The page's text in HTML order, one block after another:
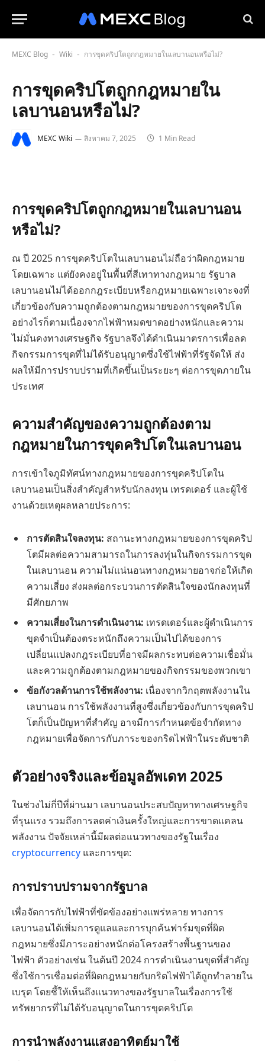
MEXC Blog - Wiki - การขุดคริปโตถูกกฎหมายในเลบานอนหรือไม่?
การขุดคริปโตถูกกฎหมายใน
เลบานอนหรือไม่?
MEXC Wiki สิงหาคม 7, 2025 1 Min Read
การขุดคริปโตถูกกฎหมายในเลบานอน
หรือไม่?
ณ ปี 2025 การขุดคริปโตในเลบานอนไม่ถือว่าผิดกฎหมาย
โดยเฉพาะ แต่ยังคงอยู่ในพื้นที่สีเทาทางกฎหมาย รัฐบาล
เลบานอนไม่ได้ออกกฎระเบียบหรือกฎหมายเฉพาะเจาะจงที่
เกี่ยวข้องกับความถูกต้องตามกฎหมายของการขุดคริปโต
อย่างไรก็ตามเนื่องจากไฟฟ้าหมดขาดอย่างหนักและความ
ไม่มั่นคงทางเศรษฐกิจ รัฐบาลจึงได้ดำเนินมาตรการเพื่อลด
กิจกรรมการขุดที่ไม่ได้รับอนุญาตซึ่งใช้ไฟฟ้าที่รัฐจัดให้ ส่ง
ผลให้มีการปราบปรามที่เกิดขึ้นเป็นระยะๆ ต่อการขุดภายใน
ประเทศ
ความสำคัญของความถูกต้องตาม
กฎหมายในการขุดคริปโตในเลบานอน
การเข้าใจภูมิทัศน์ทางกฎหมายของการขุดคริปโตใน
เลบานอนเป็นสิ่งสำคัญสำหรับนักลงทุน เทรดเดอร์ และผู้ใช้
งานด้วยเหตุผลหลายประการ:
การตัดสินใจลงทุน: สถานะทางกฎหมายของการขุดคริป
โตมีผลต่อความสามารถในการลงทุ่นในกิจกรรมการขุด
ในเลบานอน ความไม่แน่นอนทางกฎหมายอาจก่อให้เกิด
ความเสี่ยง ส่งผลต่อกระบวนการตัดสินใจของนักลงทุนที่
มีศักยภาพ
ความเสี่ยงในการดำเนินงาน: เทรดเดอร์และผู้ดำเนินการ
ขุดจำเป็นต้องตระหนักถึงความเป็นไปได้ของการ
เปลี่ยนแปลงกฎระเบียบที่อาจมีผลกระทบต่อความเชื่อมั่น
และความถูกต้องตามกฎหมายของกิจกรรมของพวกเขา
ข้อกังวลด้านการใช้พลังงาน: เนื่องจากวิกฤตพลังงานใน
เลบานอน การใช้พลังงานที่สูงซึ่งเกี่ยวข้องกับการขุดคริป
โตก็เป็นปัญหาที่สำคัญ อาจมีการกำหนดข้อจำกัดทาง
กฎหมายเพื่อจัดการกับภาระของกริดไฟฟ้าในระดับชาติ
ตัวอย่างจริงและข้อมูลอัพเดท 2025
ในช่วงไม่กี่ปีที่ผ่านมา เลบานอนประสบปัญหาทางเศรษฐกิจ
ที่รุนแรง รวมถึงการลดค่าเงินครั้งใหญ่และการขาดแคลน
พลังงาน ปัจจัยเหล่านี้มีผลต่อแนวทางของรัฐในเรื่อง
cryptocurrency และการขุด:
การปราบปรามจากรัฐบาล
เพื่อจัดการกับไฟฟ้าที่ขัดข้องอย่างแพร่หลาย ทางการ
เลบานอนได้เพิ่มการดูแลและการบุกค้นฟาร์มขุดที่ผิด
กฎหมายซึ่งมีภาระอย่างหนักต่อโครงสร้างพื้นฐานของ
ไฟฟ้า ตัวอย่างเช่น ในต้นปี 2024 การดำเนินงานขุดที่สำคัญ
ซึ่งใช้การเชื่อมต่อที่ผิดกฎหมายกับกริดไฟฟ้าได้ถูกทำลายใน
เบรุต โดยชี้ให้เห็นถึงแนวทางของรัฐบาลในเรื่องการใช้
ทรัพยากรที่ไม่ได้รับอนุญาตในการขุดคริปโต
การนำพลังงานแสงอาทิตย์มาใช้